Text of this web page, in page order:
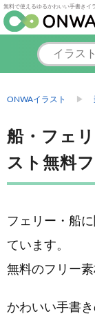
無料で使えるゆるかわいい手書きイ
ONWAイラスト
船・フェ
スト無料
フェリー・船
ています。
無料のフリー素
かわいい手書